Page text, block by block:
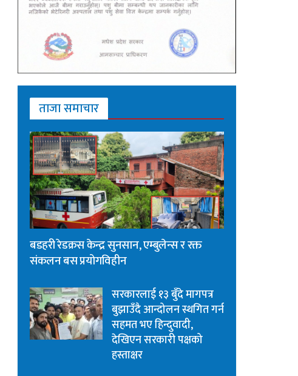
ताजा समाचार
बडहरी रेडक्रस केन्द्र सुनसान, एम्बुलेन्स र रक्त
संकलन बस प्रयोगविहीन
सरकारलाई १३ बुँदे मागपत्र
बुझाउँदै आन्दोलन स्थगित गर्न
सहमत भए हिन्दुवादी,
देखिएन सरकारी पक्षको
हस्ताक्षर